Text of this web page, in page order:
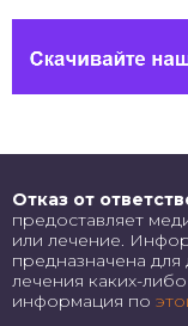
Отказ от
предоставляет
или лечение.
предназначена
лечения каких-
информация по